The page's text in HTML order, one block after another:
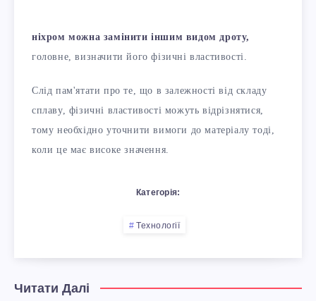
ніхром можна замінити іншим видом дроту,
головне, визначити його фізичні властивості.
Слід пам'ятати про те, що в залежності від складу
сплаву, фізичні властивості можуть відрізнятися,
тому необхідно уточнити вимоги до матеріалу тоді,
коли це має високе значення.
Категорія:
Технології
Читати Далі